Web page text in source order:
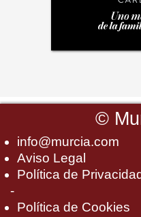
©
info@murcia.com
Aviso Legal
Política de Privacidad
-
Política de Cookies